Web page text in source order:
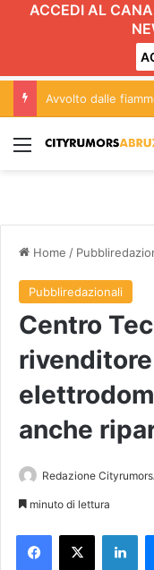
ACCEDI AL
Avvolto dalle
Menu
Home /
Pubbliredazionali
Centro
anche
Redazione
minuto di lettura